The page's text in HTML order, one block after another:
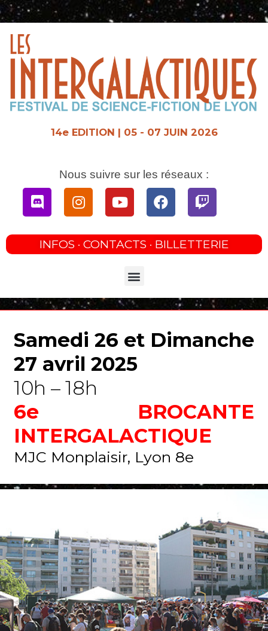
Aller
au
14e EDITION | 05 - 07 JUIN 2026
Nous suivre sur les réseaux :
DiscordInstagramYoutubeFacebookTwitch
INFOS · CONTACTS · BILLETTERIE
Menu
Samedi 26 et Dimanche
27 avril 2025
10h – 18h
6e BROCANTE
INTERGALACTIQUE
MJC Monplaisir, Lyon 8e